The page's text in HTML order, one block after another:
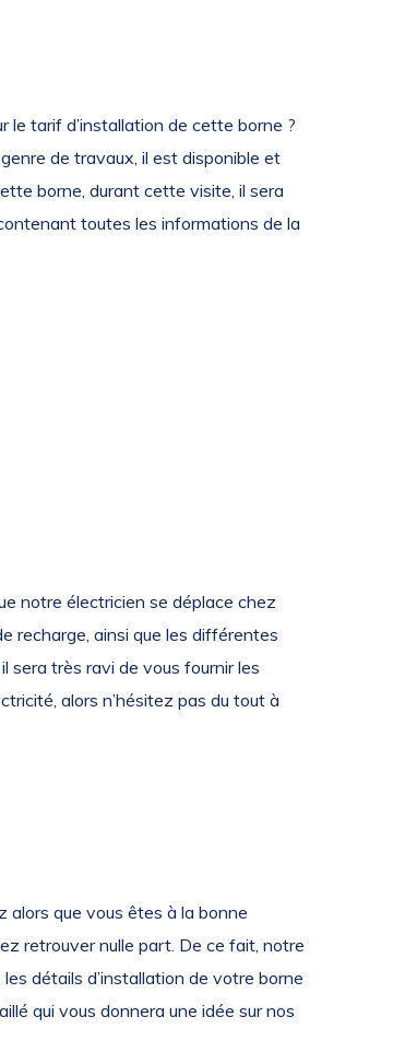
le tarif d’installation de cette borne ?
de travaux, il est disponible et
borne, durant cette visite, il sera
toutes les informations de la
notre électricien se déplace chez
recharge, ainsi que les différentes
sera très ravi de vous fournir les
alors n’hésitez pas du tout à
alors que vous êtes à la bonne
retrouver nulle part. De ce fait, notre
détails d’installation de votre borne
qui vous donnera une idée sur nos